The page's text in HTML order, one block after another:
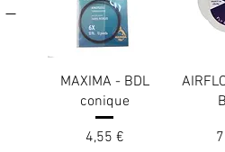
MAXIMA - BDL
conique
Prix
4,55 €